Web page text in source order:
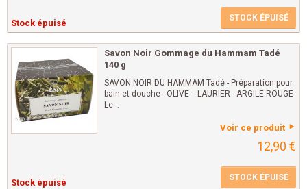
Stock épuisé STOCK ÉPUISÉ
Savon Noir Gommage du Hammam Tadé
140 g
SAVON NOIR DU HAMMAM Tadé - Préparation pour
bain et douche - OLIVE - LAURIER - ARGILE ROUGE
Le...
Voir ce produit
12,90 €
Stock épuisé STOCK ÉPUISÉ